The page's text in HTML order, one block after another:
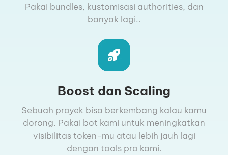
Pakai bundles, kustomisasi authorities, dan
banyak lagi..
Boost dan Scaling
Sebuah proyek bisa berkembang kalau kamu
dorong. Pakai bot kami untuk meningkatkan
visibilitas token-mu atau lebih jauh lagi
dengan tools pro kami.